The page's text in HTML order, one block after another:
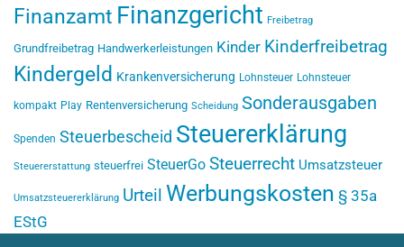
Finanzamt Finanzgericht Freibetrag
Grundfreibetrag Handwerkerleistungen Kinder Kinderfreibetrag
Kindergeld Krankenversicherung Lohnsteuer Lohnsteuer
kompakt Play Rentenversicherung Scheidung Sonderausgaben
Spenden Steuerbescheid Steuererklärung
Steuererstattung steuerfrei SteuerGo Steuerrecht Umsatzsteuer
Umsatzsteuererklärung Urteil Werbungskosten § 35a
EStG